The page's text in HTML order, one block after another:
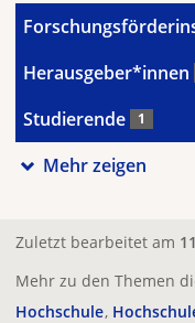
Herausgeber*innen
Studierende 1
Mehr zeigen
Zuletzt bearbeitet am
Mehr zu den Themen
Hochschule